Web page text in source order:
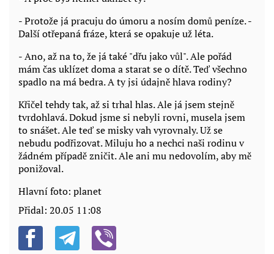
- Protože já pracuju do úmoru a nosím domů peníze. -
Další otřepaná fráze, která se opakuje už léta.
- Ano, až na to, že já také "dřu jako vůl". Ale pořád
mám čas uklízet doma a starat se o dítě. Teď všechno
spadlo na má bedra. A ty jsi údajně hlava rodiny?
Křičel tehdy tak, až si trhal hlas. Ale já jsem stejně
tvrdohlavá. Dokud jsme si nebyli rovni, musela jsem
to snášet. Ale teď se misky vah vyrovnaly. Už se
nebudu podřizovat. Miluju ho a nechci naši rodinu v
žádném případě zničit. Ale ani mu nedovolím, aby mě
ponižoval.
Hlavní foto: planet
Přidal: 20.05 11:08